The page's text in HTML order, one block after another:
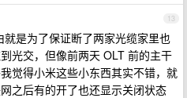
13
就是为了保证断了两家光缆家里也
光交，但像前两天 OLT 前的主干
觉得小米这些小东西其实不错，就
之后有的开了也还显示关闭状态